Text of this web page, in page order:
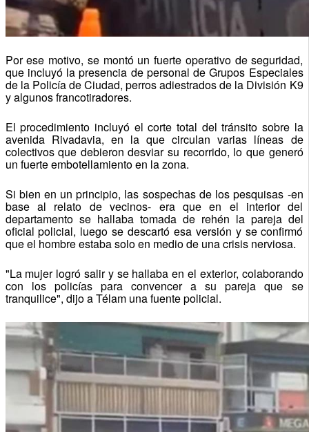
Por ese motivo, se montó un fuerte operativo de seguridad,
que incluyó la presencia de personal de Grupos Especiales
de la Policía de Ciudad, perros adiestrados de la División K9
y algunos francotiradores.
El procedimiento incluyó el corte total del tránsito sobre la
avenida Rivadavia, en la que circulan varias líneas de
colectivos que debieron desviar su recorrido, lo que generó
un fuerte embotellamiento en la zona.
Si bien en un principio, las sospechas de los pesquisas -en
base al relato de vecinos- era que en el interior del
departamento se hallaba tomada de rehén la pareja del
oficial policial, luego se descartó esa versión y se confirmó
que el hombre estaba solo en medio de una crisis nerviosa.
"La mujer logró salir y se hallaba en el exterior, colaborando
con los policías para convencer a su pareja que se
tranquilice", dijo a Télam una fuente policial.